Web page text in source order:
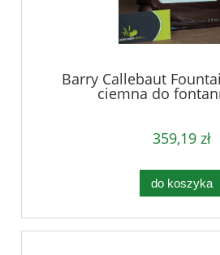
Barry Callebaut
ciemna do
359,19 zł
do koszyka